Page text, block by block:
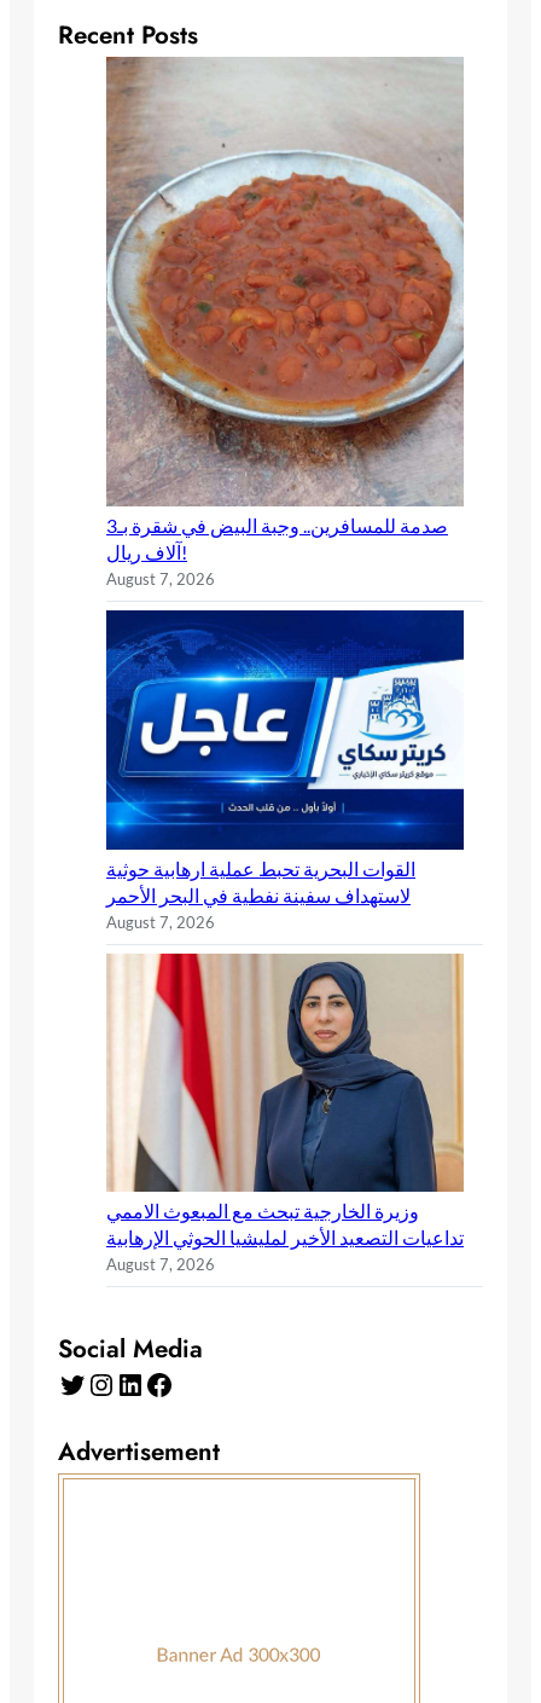
Recent Posts
صدمة للمسافرين.. وجبة البيض في شقرة بـ3
آلاف ريال!
August 7, 2026
القوات البحرية تحبط عملية ارهابية حوثية
لاستهداف سفينة نفطية في البحر الأحمر
August 7, 2026
وزيرة الخارجية تبحث مع المبعوث الاممي
تداعيات التصعيد الأخير لمليشيا الحوثي الإرهابية
August 7, 2026
Social Media
Advertisement